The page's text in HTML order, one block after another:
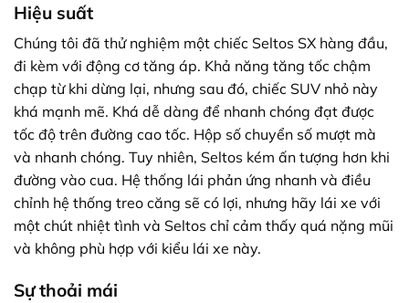
Hiệu suất
Chúng tôi đã thử nghiệm một chiếc Seltos SX hàng đầu,
đi kèm với động cơ tăng áp. Khả năng tăng tốc chậm
chạp từ khi dừng lại, nhưng sau đó, chiếc SUV nhỏ này
khá mạnh mẽ. Khá dễ dàng để nhanh chóng đạt được
tốc độ trên đường cao tốc. Hộp số chuyển số mượt mà
và nhanh chóng. Tuy nhiên, Seltos kém ấn tượng hơn khi
đường vào cua. Hệ thống lái phản ứng nhanh và điều
chỉnh hệ thống treo căng sẽ có lợi, nhưng hãy lái xe với
một chút nhiệt tình và Seltos chỉ cảm thấy quá nặng mũi
và không phù hợp với kiểu lái xe này.
Sự thoải mái